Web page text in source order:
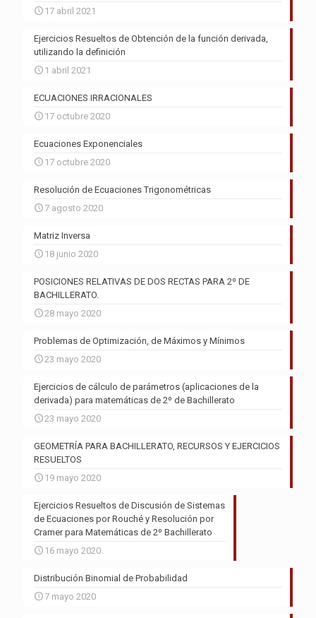
17 abril 2021
Ejercicios Resueltos de Obtención de la función derivada,
utilizando la definición
1 abril 2021
ECUACIONES IRRACIONALES
17 octubre 2020
Ecuaciones Exponenciales
17 octubre 2020
Resolución de Ecuaciones Trigonométricas
7 agosto 2020
Matriz Inversa
18 junio 2020
POSICIONES RELATIVAS DE DOS RECTAS PARA 2º DE
BACHILLERATO.
28 mayo 2020
Problemas de Optimización, de Máximos y Mínimos
23 mayo 2020
Ejercicios de cálculo de parámetros (aplicaciones de la
derivada) para matemáticas de 2º de Bachillerato
23 mayo 2020
GEOMETRÍA PARA BACHILLERATO, RECURSOS Y EJERCICIOS
RESUELTOS
19 mayo 2020
Ejercicios Resueltos de Discusión de Sistemas
de Ecuaciones por Rouché y Resolución por
Cramer para Matemáticas de 2º Bachillerato
16 mayo 2020
Distribución Binomial de Probabilidad
7 mayo 2020